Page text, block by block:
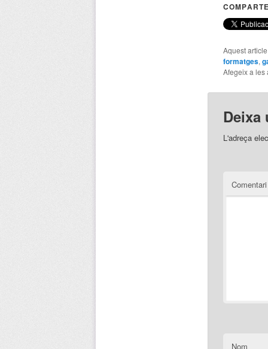
Aquest
formatges,
Afegeix a les
Deixa
L'adreça
Nom